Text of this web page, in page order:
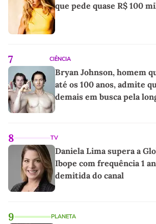
que pede quase R$ 100
7 CIÊNCIA
Bryan Johnson, homem
até os 100 anos, admite
demais em busca pela
8 TV
Daniela Lima supera a
Ibope com frequência 1
demitida do canal
9 PLANETA